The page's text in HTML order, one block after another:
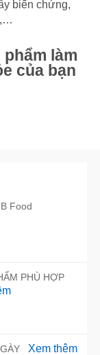
biến chứng,
làm
của bạn
Food
PHÙ HỢP
Xem thêm